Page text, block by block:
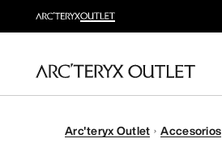
Arc'teryx Outlet Accesorios